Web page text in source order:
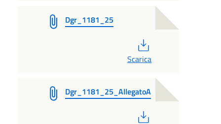
Dgr_1181_25
Scarica
Dgr_1181_25_AllegatoA